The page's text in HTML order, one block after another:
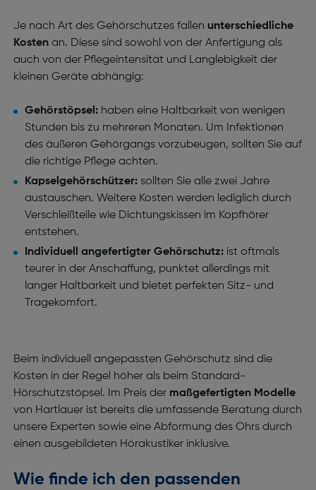
Je nach Art des Gehörschutzes fallen unterschiedliche
Kosten an. Diese sind sowohl von der Anfertigung als
auch von der Pflegeintensität und Langlebigkeit der
kleinen Geräte abhängig:
Gehörstöpsel:haben eine Haltbarkeit von wenigen
Stunden bis zu mehreren Monaten. Um Infektionen
des äußeren Gehörgangs vorzubeugen, sollten Sie auf
die richtige Pflege achten.
Kapselgehörschützer: sollten Sie alle zwei Jahre
austauschen. Weitere Kosten werden lediglich durch
Verschleißteile wie Dichtungskissen im Kopfhörer
entstehen.
Individuell angefertigter Gehörschutz:ist oftmals
teurer in der Anschaffung, punktet allerdings mit
langer Haltbarkeit und bietet perfekten Sitz- und
Tragekomfort.
Beim individuell angepassten Gehörschutz sind die
Kosten in der Regel höher als beim Standard-
Hörschutzstöpsel. Im Preis der maßgefertigten Modelle
von Hartlauer ist bereits die umfassende Beratung durch
unsere Experten sowie eine Abformung des Ohrs durch
einen ausgebildeten Hörakustiker inklusive.
Wie finde ich den passenden